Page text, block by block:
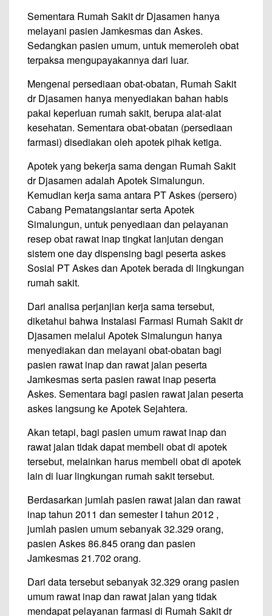
Sementara Rumah Sakit dr Djasamen hanya
melayani pasien Jamkesmas dan Askes.
Sedangkan pasien umum, untuk memeroleh obat
terpaksa mengupayakannya dari luar.
Mengenai persediaan obat-obatan, Rumah Sakit
dr Djasamen hanya menyediakan bahan habis
pakai keperluan rumah sakit, berupa alat-alat
kesehatan. Sementara obat-obatan (persediaan
farmasi) disediakan oleh apotek pihak ketiga.
Apotek yang bekerja sama dengan Rumah Sakit
dr Djasamen adalah Apotek Simalungun.
Kemudian kerja sama antara PT Askes (persero)
Cabang Pematangsiantar serta Apotek
Simalungun, untuk penyediaan dan pelayanan
resep obat rawat inap tingkat lanjutan dengan
sistem one day dispensing bagi peserta askes
Sosial PT Askes dan Apotek berada di lingkungan
rumah sakit.
Dari analisa perjanjian kerja sama tersebut,
diketahui bahwa Instalasi Farmasi Rumah Sakit dr
Djasamen melalui Apotek Simalungun hanya
menyediakan dan melayani obat-obatan bagi
pasien rawat inap dan rawat jalan peserta
Jamkesmas serta pasien rawat inap peserta
Askes. Sementara bagi pasien rawat jalan peserta
askes langsung ke Apotek Sejahtera.
Akan tetapi, bagi pasien umum rawat inap dan
rawat jalan tidak dapat membeli obat di apotek
tersebut, melainkan harus membeli obat di apotek
lain di luar lingkungan rumah sakit tersebut.
Berdasarkan jumlah pasien rawat jalan dan rawat
inap tahun 2011 dan semester I tahun 2012 ,
jumlah pasien umum sebanyak 32.329 orang,
pasien Askes 86.845 orang dan pasien
Jamkesmas 21.702 orang.
Dari data tersebut sebanyak 32.329 orang pasien
umum rawat inap dan rawat jalan yang tidak
mendapat pelayanan farmasi di Rumah Sakit dr